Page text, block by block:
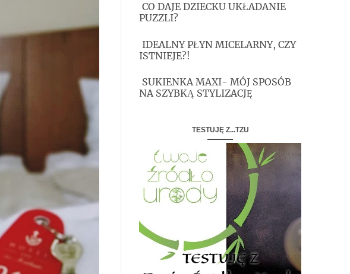
CO DAJE DZIECKU UKŁADANIE
PUZZLI?
IDEALNY PŁYN MICELARNY, CZY
ISTNIEJE?!
SUKIENKA MAXI- MÓJ SPOSÓB
NA SZYBKĄ STYLIZACJĘ
TESTUJĘ Z...TZU